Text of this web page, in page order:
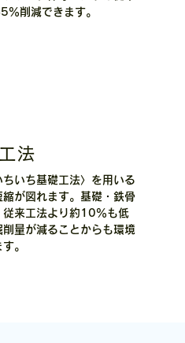
％削減できます。
法
いち基礎工法〉を用いる
が図れます。基礎・鉄骨
従来工法より約10％も低
量が減ることからも環境
。